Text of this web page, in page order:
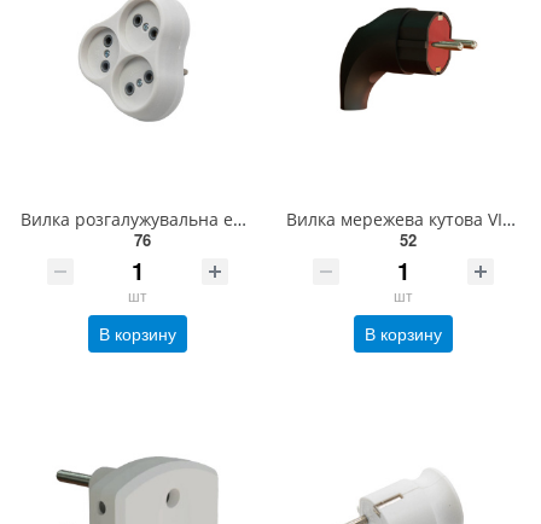
Вилка розгалужувальна електромережева ТМ VIROK на 3 гнізда 16А/250V без заземлення 09V013
76
шт
В корзину
Вилка мережева кутова VIROK 16А/250V з заземленням з каучуку 09V018
52
шт
В корзину